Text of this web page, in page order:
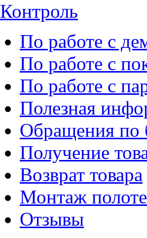
Контроль
По работе с
По работе с
По работе с
Полезная
Обращения по
Получение
Возврат товара
Монтаж
Отзывы